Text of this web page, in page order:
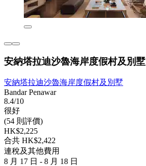
安納塔拉迪沙魯海岸度假村及別墅
安納塔拉迪沙魯海岸度假村及別墅
Bandar Penawar
8.4/10
很好
(54 則評價)
HK$2,225
合共 HK$2,422
連稅及其他費用
8 月 17 日 - 8 月 18 日